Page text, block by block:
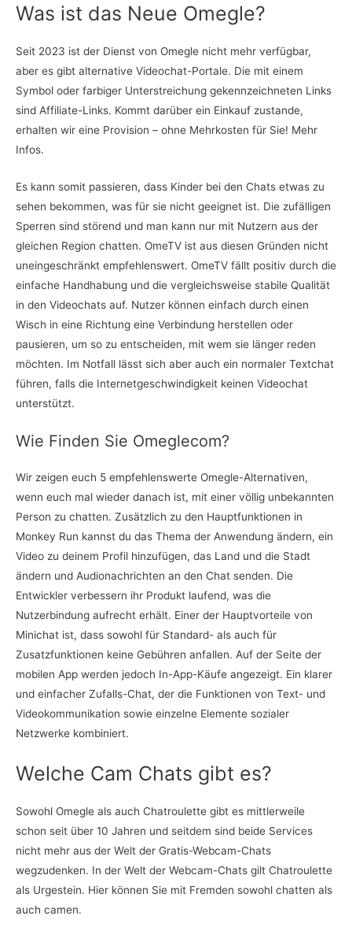
Was ist das Neue Omegle?
Seit 2023 ist der Dienst von Omegle nicht mehr verfügbar,
aber es gibt alternative Videochat-Portale. Die mit einem
Symbol oder farbiger Unterstreichung gekennzeichneten Links
sind Affiliate-Links. Kommt darüber ein Einkauf zustande,
erhalten wir eine Provision – ohne Mehrkosten für Sie! Mehr
Infos.
Es kann somit passieren, dass Kinder bei den Chats etwas zu
sehen bekommen, was für sie nicht geeignet ist. Die zufälligen
Sperren sind störend und man kann nur mit Nutzern aus der
gleichen Region chatten. OmeTV ist aus diesen Gründen nicht
uneingeschränkt empfehlenswert. OmeTV fällt positiv durch die
einfache Handhabung und die vergleichsweise stabile Qualität
in den Videochats auf. Nutzer können einfach durch einen
Wisch in eine Richtung eine Verbindung herstellen oder
pausieren, um so zu entscheiden, mit wem sie länger reden
möchten. Im Notfall lässt sich aber auch ein normaler Textchat
führen, falls die Internetgeschwindigkeit keinen Videochat
unterstützt.
Wie Finden Sie Omeglecom?
Wir zeigen euch 5 empfehlenswerte Omegle-Alternativen,
wenn euch mal wieder danach ist, mit einer völlig unbekannten
Person zu chatten. Zusätzlich zu den Hauptfunktionen in
Monkey Run kannst du das Thema der Anwendung ändern, ein
Video zu deinem Profil hinzufügen, das Land und die Stadt
ändern und Audionachrichten an den Chat senden. Die
Entwickler verbessern ihr Produkt laufend, was die
Nutzerbindung aufrecht erhält. Einer der Hauptvorteile von
Minichat ist, dass sowohl für Standard- als auch für
Zusatzfunktionen keine Gebühren anfallen. Auf der Seite der
mobilen App werden jedoch In-App-Käufe angezeigt. Ein klarer
und einfacher Zufalls-Chat, der die Funktionen von Text- und
Videokommunikation sowie einzelne Elemente sozialer
Netzwerke kombiniert.
Welche Cam Chats gibt es?
Sowohl Omegle als auch Chatroulette gibt es mittlerweile
schon seit über 10 Jahren und seitdem sind beide Services
nicht mehr aus der Welt der Gratis-Webcam-Chats
wegzudenken. In der Welt der Webcam-Chats gilt Chatroulette
als Urgestein. Hier können Sie mit Fremden sowohl chatten als
auch camen.